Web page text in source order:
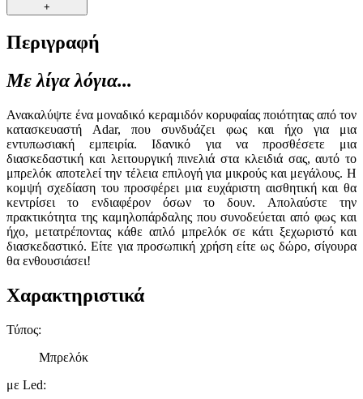
+
Περιγραφή
Με λίγα λόγια...
Ανακαλύψτε ένα μοναδικό κεραμιδόν κορυφαίας ποιότητας από τον
κατασκευαστή Adar, που συνδυάζει φως και ήχο για μια
εντυπωσιακή εμπειρία. Ιδανικό για να προσθέσετε μια
διασκεδαστική και λειτουργική πινελιά στα κλειδιά σας, αυτό το
μπρελόκ αποτελεί την τέλεια επιλογή για μικρούς και μεγάλους. Η
κομψή σχεδίαση του προσφέρει μια ευχάριστη αισθητική και θα
κεντρίσει το ενδιαφέρον όσων το δουν. Απολαύστε την
πρακτικότητα της καμηλοπάρδαλης που συνοδεύεται από φως και
ήχο, μετατρέποντας κάθε απλό μπρελόκ σε κάτι ξεχωριστό και
διασκεδαστικό. Είτε για προσωπική χρήση είτε ως δώρο, σίγουρα
θα ενθουσιάσει!
Χαρακτηριστικά
Τύπος:
Μπρελόκ
με Led: